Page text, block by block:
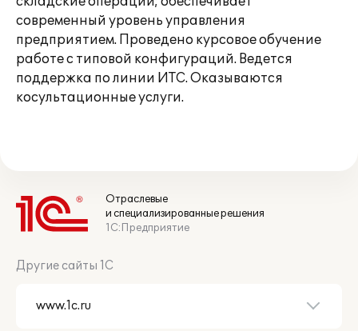
современный уровень управления
предприятием. Проведено курсовое обучение
работе с типовой конфигураций. Ведется
поддержка по линии ИТС. Оказываются
косультационные услуги.
Отраслевые
и специализированные решения
1С:Предприятие
Другие сайты 1С